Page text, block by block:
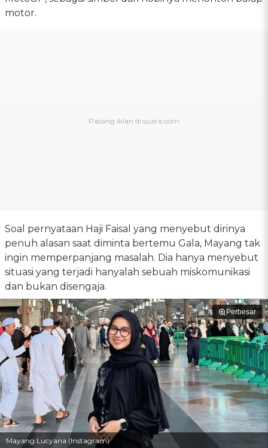
motor.
Soal pernyataan Haji Faisal yang menyebut dirinya
penuh alasan saat diminta bertemu Gala, Mayang tak
ingin memperpanjang masalah. Dia hanya menyebut
situasi yang terjadi hanyalah sebuah miskomunikasi
dan bukan disengaja.
Perbesar
Mayang Lucyana (Instagram)